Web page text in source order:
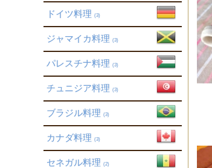
ドイツ料理 (3)
ジャマイカ料理 (3)
パレスチナ料理 (3)
チュニジア料理 (3)
ブラジル料理 (3)
カナダ料理 (3)
セネガル料理 (2)